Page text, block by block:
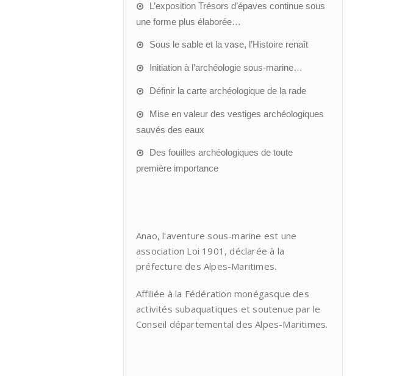
L’exposition Trésors d’épaves continue sous
une forme plus élaborée…
Sous le sable et la vase, l’Histoire renaît
Initiation à l’archéologie sous-marine…
Définir la carte archéologique de la rade
Mise en valeur des vestiges archéologiques
sauvés des eaux
Des fouilles archéologiques de toute
première importance
Anao, l'aventure sous-marine est une
association Loi 1901, déclarée à la
préfecture des Alpes-Maritimes.
Affiliée à la Fédération monégasque des
activités subaquatiques et soutenue par le
Conseil départemental des Alpes-Maritimes.